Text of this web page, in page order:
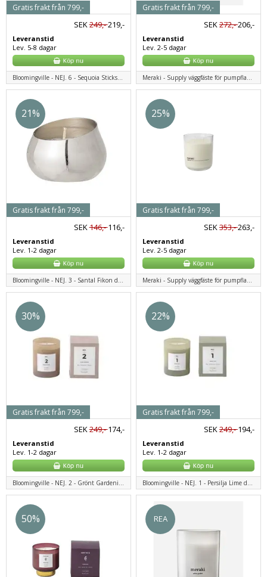
SEK249,-219,-
Leveranstid
Lev. 5-8 dagar
Gratis frakt från 799,-
Bloomingville - NEJ. 6 - Sequoia Sticks, Brown, Eau de Parfum
SEK272,-206,-
Leveranstid
Lev. 2-5 dagar
Gratis frakt från 799,-
Meraki - Supply väggfäste för pumpflaskor - Svart
21%
SEK146,-116,-
Leveranstid
Lev. 1-2 dagar
Gratis frakt från 799,-
Bloomingville - NEJ. 3 - Santal Fikon doftljus, silver, naturligt vax
25%
SEK353,-263,-
Leveranstid
Lev. 2-5 dagar
Gratis frakt från 799,-
Meraki - Supply väggfäste för pumpflaskor - Svart
30%
SEK249,-174,-
Leveranstid
Lev. 1-2 dagar
Gratis frakt från 799,-
22%
SEK249,-194,-
Leveranstid
Lev. 1-2 dagar
Gratis frakt från 799,-
50% REA